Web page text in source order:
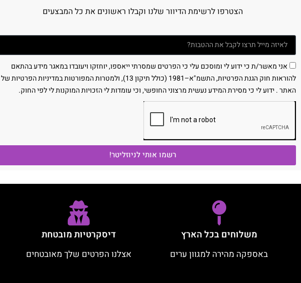
הצטרפו לרשימת הדיוור שלנו וקבלו ראשונים את כל המבצעים
אני מאשר/ת כי ידוע לי ומוסכם עלי כי הפרטים שמסרתי ייאספו, יוחזקו ויעובדו במאגר מידע בהתאם
להוראות חוק הגנת הפרטיות, התשמ"א–1981 (כולל תיקון 13), ולמטרות המפורטות במדיניות הפרטיות של
האתר . ידוע לי כי מסירת המידע נעשית מרצוני החופשי, וכי עומדות לי הזכויות המוקנות לי לפי החוק.
רשמו אותי לניוזליטר!
משלוחים בכל הארץ
באספקה מהירה למגוון ערים
דיסקרטיות מובטחת
אצלנו הפרטים שלך מאובטחים